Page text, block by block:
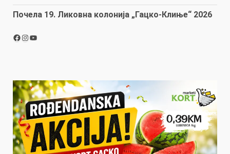
Почела 19. Ликовна колонија „Гацко-Клиње“ 2026
Facebook
Instagram
YouTube